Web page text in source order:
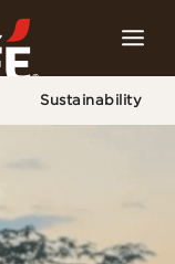
Sustainability